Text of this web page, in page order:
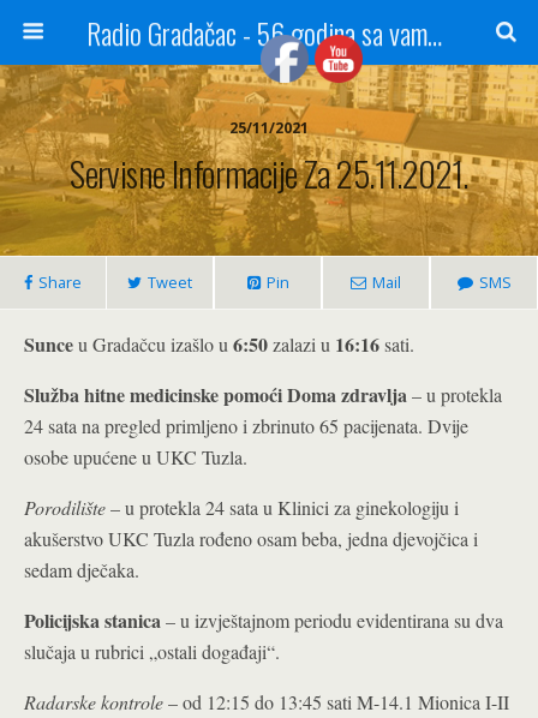
Radio Gradačac - 56 godina sa vama...
25/11/2021
Servisne Informacije Za 25.11.2021.
Share Tweet Pin Mail SMS
Sunceu Gradačcu izašlo u 6:50zalazi u 16:16sati.
Služba hitne medicinske pomoći Doma zdravlja– u protekla
24 sata na pregled primljeno i zbrinuto 65 pacijenata. Dvije
osobe upućene u UKC Tuzla.
Porodilište– u protekla 24 sata u Klinici za ginekologiju i
akušerstvo UKC Tuzla rođeno osam beba, jedna djevojčica i
sedam dječaka.
Policijska stanica– u izvještajnom periodu evidentirana su dva
slučaja u rubrici „ostali događaji“.
Radarske kontrole– od 12:15 do 13:45 sati M-14.1 Mionica I-II